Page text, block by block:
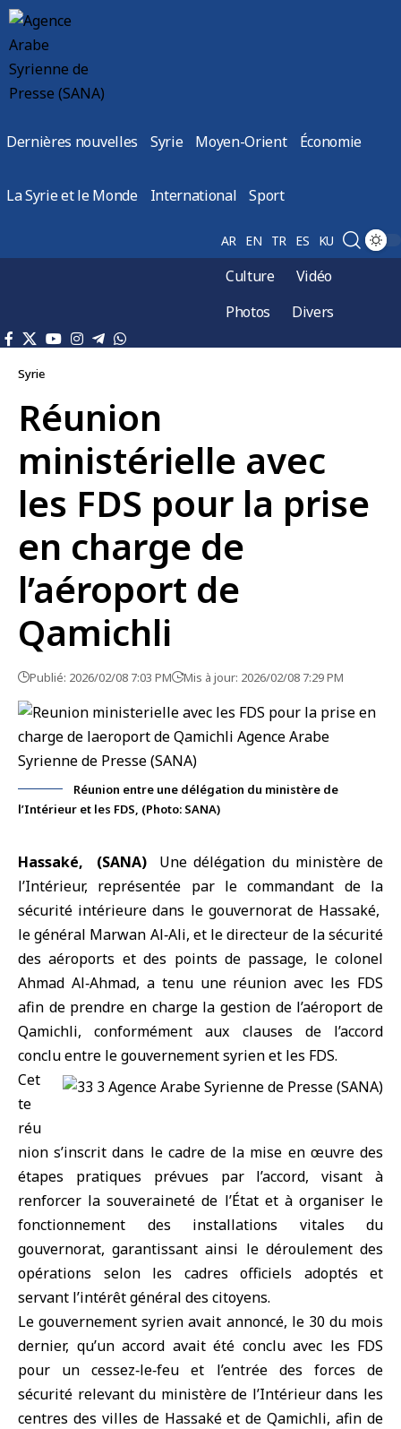
Dernières nouvelles Syrie Moyen-Orient Économie
La Syrie et le Monde International Sport
AR EN TR ES KU
Culture
Vidéo
Photos
Divers
Syrie
Réunion
ministérielle avec
les FDS pour la prise
en charge de
l’aéroport de
Qamichli
Publié: 2026/02/08 7:03 PM Mis à jour: 2026/02/08 7:29 PM
Réunion entre une délégation du ministère de
l’Intérieur et les FDS, (Photo: SANA)
Hassaké, (SANA) Une délégation du ministère de
l’Intérieur, représentée par le commandant de la
sécurité intérieure dans le gouvernorat de Hassaké,
le général Marwan Al‑Ali, et le directeur de la sécurité
des aéroports et des points de passage, le colonel
Ahmad Al‑Ahmad, a tenu une réunion avec les FDS
afin de prendre en charge la gestion de l’aéroport de
Qamichli, conformément aux clauses de l’accord
conclu entre le gouvernement syrien et les FDS.
Cet
te
réu
nion s’inscrit dans le cadre de la mise en œuvre des
étapes pratiques prévues par l’accord, visant à
renforcer la souveraineté de l’État et à organiser le
fonctionnement des installations vitales du
gouvernorat, garantissant ainsi le déroulement des
opérations selon les cadres officiels adoptés et
servant l’intérêt général des citoyens.
Le gouvernement syrien avait annoncé, le 30 du mois
dernier, qu’un accord avait été conclu avec les FDS
pour un cessez‑le‑feu et l’entrée des forces de
sécurité relevant du ministère de l’Intérieur dans les
centres des villes de Hassaké et de Qamichli, afin de